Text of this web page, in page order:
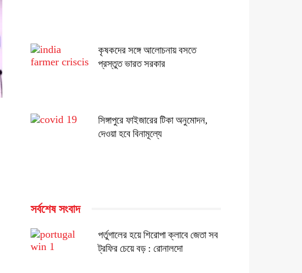
কৃষকদের সঙ্গে আলোচনায় বসতে
প্রস্তুত ভারত সরকার
সিঙ্গাপুরে ফাইজারের টিকা অনুমোদন,
দেওয়া হবে বিনামূল্যে
সর্বশেষ সংবাদ
পর্তুগালের হয়ে শিরোপা ক্লাবে জেতা সব
ট্রফির চেয়ে বড় : রোনালদো